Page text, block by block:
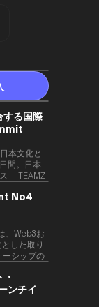
する国際
本文化と
間。日本
「TEAMZ
・8日に
年のテー
たび、公
（※登壇者
開催までに
す。）
No4
、Web3お
した取り
ーシップの
、
交流会
中で質の
ます。
ンチイ